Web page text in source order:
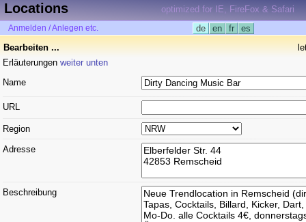
Locations optimized for IE, FireFox & Safari
Anmelden / Anlegen etc. de en fr
es
Bearbeiten ...
Erläuterungen weiter unten
Name
URL
Region
Adresse
Beschreibung